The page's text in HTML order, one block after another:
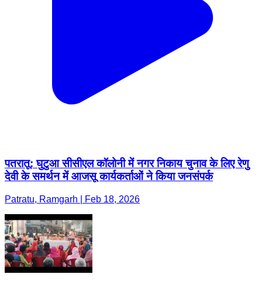
पतरातू: घुटुआ सीसीएल कॉलोनी में नगर निकाय चुनाव के लिए रेणु
देवी के समर्थन में आजसू कार्यकर्ताओं ने किया जनसंपर्क
Patratu, Ramgarh | Feb 18, 2026